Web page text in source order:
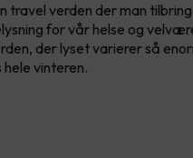
travel verden der man
for vår helse og
der lyset varierer så
hele vinteren.